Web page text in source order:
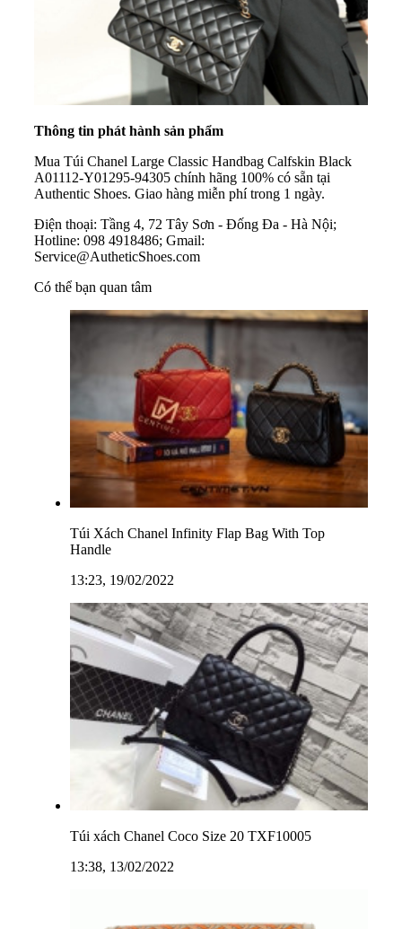
Thông tin phát hành sản phẩm
Mua Túi Chanel Large Classic Handbag Calfskin Black
A01112-Y01295-94305 chính hãng 100% có sẵn tại
Authentic Shoes. Giao hàng miễn phí trong 1 ngày.
Điện thoại: Tầng 4, 72 Tây Sơn - Đống Đa - Hà Nội;
Hotline: 098 4918486; Gmail:
Service@AutheticShoes.com
Có thể bạn quan tâm
Túi Xách Chanel Infinity Flap Bag With Top
Handle
13:23, 19/02/2022
Túi xách Chanel Coco Size 20 TXF10005
13:38, 13/02/2022